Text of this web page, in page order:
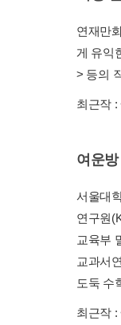
연재만
게 유익
> 등의
최근작 :
여운방
서울대
연구원
교육부
교과서
도둑 수
최근작 :